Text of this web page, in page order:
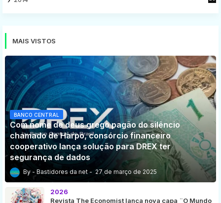
MAIS VISTOS
BANCO CENTRAL
Com nome de deus grego pagão do silêncio
chamado de Harpo, consórcio financeiro
cooperativo lança solução para DREX ter
segurança de dados
Bastidores da net 27 de março de 2025
2026
Revista The Economist lança nova capa ¨O Mundo